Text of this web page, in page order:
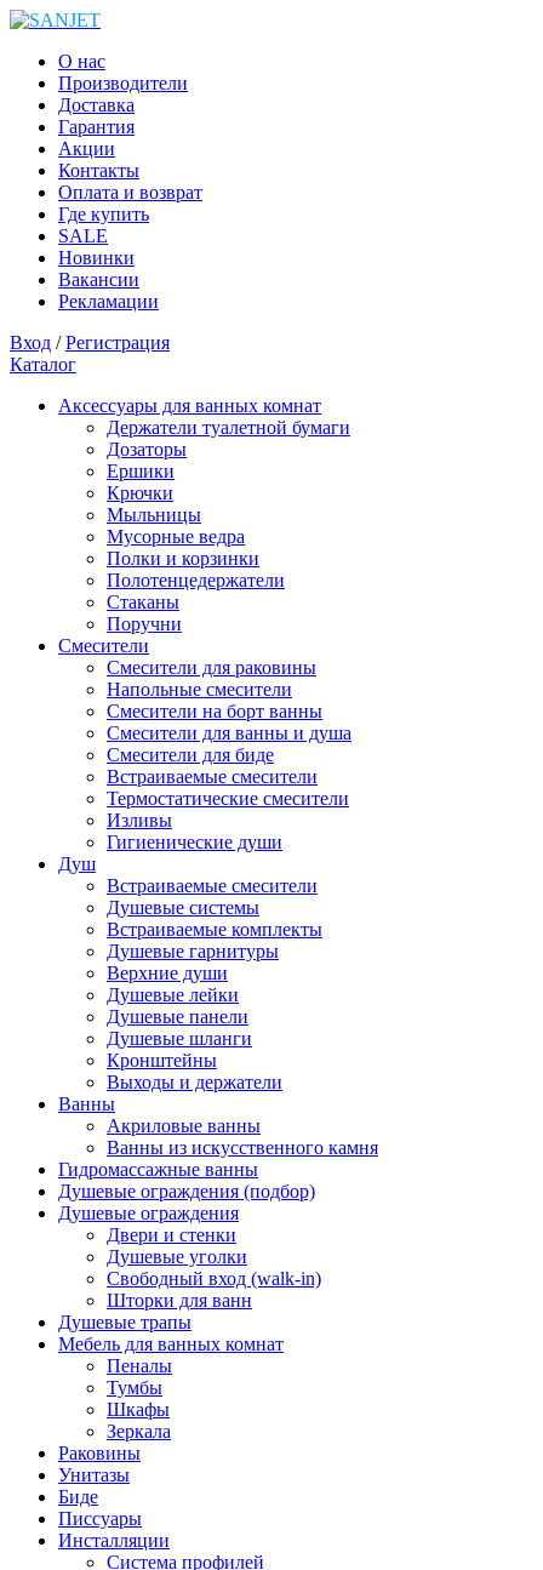
О нас
Производители
Доставка
Гарантия
Акции
Контакты
Оплата и возврат
Где купить
SALE
Новинки
Вакансии
Рекламации
Вход /Регистрация
Каталог
Аксессуары для ванных комнат
Держатели туалетной бумаги
Дозаторы
Ершики
Крючки
Мыльницы
Мусорные ведра
Полки и корзинки
Полотенцедержатели
Стаканы
Поручни
Смесители
Смесители для раковины
Напольные смесители
Смесители на борт ванны
Смесители для ванны и душа
Смесители для биде
Встраиваемые смесители
Термостатические смесители
Изливы
Гигиенические души
Душ
Встраиваемые смесители
Душевые системы
Встраиваемые комплекты
Душевые гарнитуры
Верхние души
Душевые лейки
Душевые панели
Душевые шланги
Кронштейны
Выходы и держатели
Ванны
Акриловые ванны
Ванны из искусственного камня
Гидромассажные ванны
Душевые ограждения (подбор)
Душевые ограждения
Двери и стенки
Душевые уголки
Свободный вход (walk-in)
Шторки для ванн
Душевые трапы
Мебель для ванных комнат
Пеналы
Тумбы
Шкафы
Зеркала
Раковины
Унитазы
Биде
Писсуары
Инсталляции
Система профилей